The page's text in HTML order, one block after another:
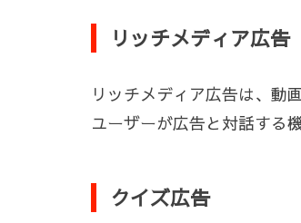
リッチメディア広告
リッチメディア広告は、動
ユーザーが広告と対話する
クイズ広告